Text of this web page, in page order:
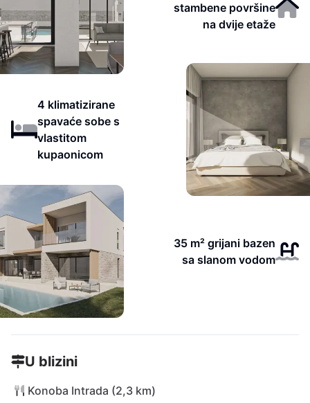
stambene površine
na dvije etaže
4 klimatizirane
spavaće sobe s
vlastitom
kupaonicom
35 m² grijani bazen
sa slanom vodom
U blizini
Konoba Intrada (2,3 km)